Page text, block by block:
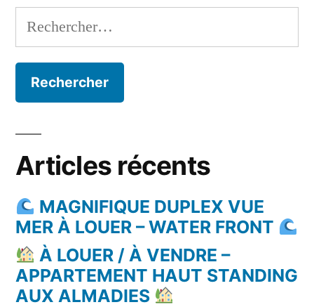
Rechercher :
Articles récents
MAGNIFIQUE DUPLEX VUE
MER À LOUER – WATER FRONT
À LOUER / À VENDRE –
APPARTEMENT HAUT STANDING
AUX ALMADIES